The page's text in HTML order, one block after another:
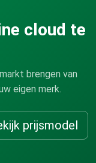
cloud te
brengen van
eigen merk.
prijsmodel